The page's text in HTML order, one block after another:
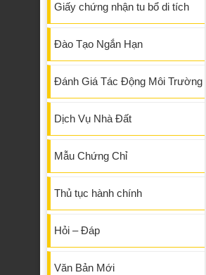
Giấy chứng nhận tu bổ di tích
Đào Tạo Ngắn Hạn
Đánh Giá Tác Động Môi Trường
Dịch Vụ Nhà Đất
Mẫu Chứng Chỉ
Thủ tục hành chính
Hỏi – Đáp
Văn Bản Mới